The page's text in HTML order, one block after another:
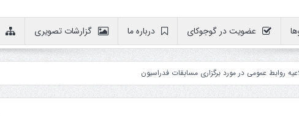
عضویت در گوجوکای درباره ما گزارشات تصویری
عمومی در مورد برگزاری مسابقات فدراسیون